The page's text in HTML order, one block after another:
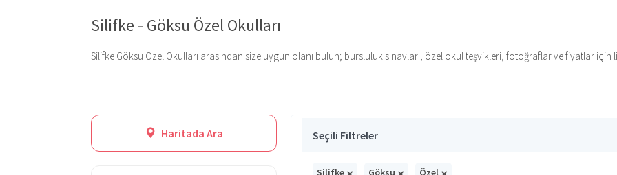
Silifke - Göksu Özel Okulları
Silifke Göksu Özel Okulları arasından size uygun olanı bulun; bursluluk sınavları, özel okul teşvikleri, fotoğraflar ve fiyatlar için
Haritada Ara Seçili Filtreler